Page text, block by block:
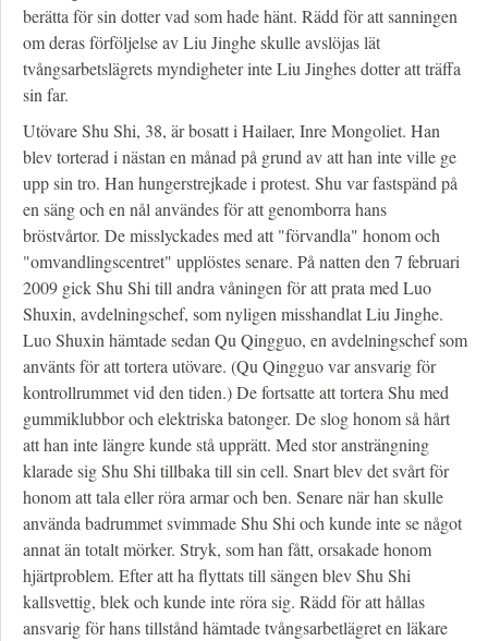
berätta för sin dotter vad som hade hänt. Rädd för att sanningen
om deras förföljelse av Liu Jinghe skulle avslöjas lät
tvångsarbetslägrets myndigheter inte Liu Jinghes dotter att träffa
sin far.
Utövare Shu Shi, 38, är bosatt i Hailaer, Inre Mongoliet. Han
blev torterad i nästan en månad på grund av att han inte ville ge
upp sin tro. Han hungerstrejkade i protest. Shu var fastspänd på
en säng och en nål användes för att genomborra hans
bröstvårtor. De misslyckades med att "förvandla" honom och
"omvandlingscentret" upplöstes senare. På natten den 7 februari
2009 gick Shu Shi till andra våningen för att prata med Luo
Shuxin, avdelningschef, som nyligen misshandlat Liu Jinghe.
Luo Shuxin hämtade sedan Qu Qingguo, en avdelningschef som
använts för att tortera utövare. (Qu Qingguo var ansvarig för
kontrollrummet vid den tiden.) De fortsatte att tortera Shu med
gummiklubbor och elektriska batonger. De slog honom så hårt
att han inte längre kunde stå upprätt. Med stor ansträngning
klarade sig Shu Shi tillbaka till sin cell. Snart blev det svårt för
honom att tala eller röra armar och ben. Senare när han skulle
använda badrummet svimmade Shu Shi och kunde inte se något
annat än totalt mörker. Stryk, som han fått, orsakade honom
hjärtproblem. Efter att ha flyttats till sängen blev Shu Shi
kallsvettig, blek och kunde inte röra sig. Rädd för att hållas
ansvarig för hans tillstånd hämtade tvångsarbetlägret en läkare